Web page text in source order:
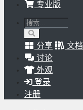
专业版
分享
文档
讨论
外观
登录
注册